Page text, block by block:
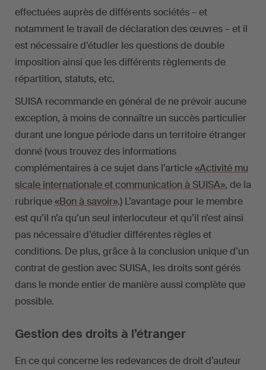
effectuées auprès de différents sociétés – et
notamment le travail de déclaration des œuvres – et il
est nécessaire d’étudier les questions de double
imposition ainsi que les différents règlements de
répartition, statuts, etc.
SUISA recommande en général de ne prévoir aucune
exception, à moins de connaître un succès particulier
durant une longue période dans un territoire étranger
donné (vous trouvez des informations
complémentaires à ce sujet dans l’article«Activité mu
sicale internationale et communication à SUISA», de la
rubrique«Bon à savoir».) L’avantage pour le membre
est qu’il n’a qu’un seul interlocuteur et qu’il n’est ainsi
pas nécessaire d’étudier différentes règles et
conditions. De plus, grâce à la conclusion unique d’un
contrat de gestion avec SUISA, les droits sont gérés
dans le monde entier de manière aussi complète que
possible.
Gestion des droits à l’étranger
En ce qui concerne les redevances de droit d’auteur